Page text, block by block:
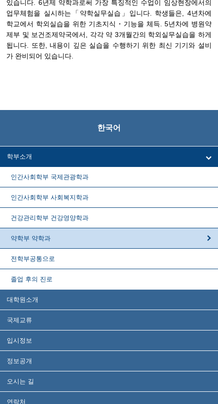
있습니다. 6년제 약학과로써 가장 특징적인 수업이 임상현장에서의
업무체험을 실시하는「약학실무실습」입니다. 학생들은, 4년차에
학교에서 학외실습을 위한 기초지식・기능을 체득. 5년차에 병원약
제부 및 보건조제약국에서, 각각 약 3개월간의 학외실무실습을 하게
됩니다. 또한, 내용이 깊은 실습을 수행하기 위한 최신 기기와 설비
가 완비되어 있습니다.
한국어
학부소개
인간사회학부 국제관광학과
인간사회학부 사회복지학과
건강관리학부 건강영양학과
약학부 약학과
전학부공통으로
졸업 후의 진로
대학원소개
국제교류
입시정보
정보공개
오시는 길
연락처